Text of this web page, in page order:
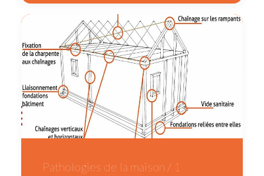
Pathologies de la maison / 1